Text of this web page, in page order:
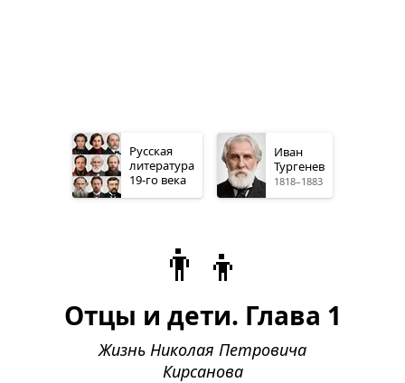
Русская
литература
19-го века
Иван
Тургенев
1818–1883
👨‍👦
Отцы и дети. Глава 1
Жизнь Николая Петровича
Кирсанова